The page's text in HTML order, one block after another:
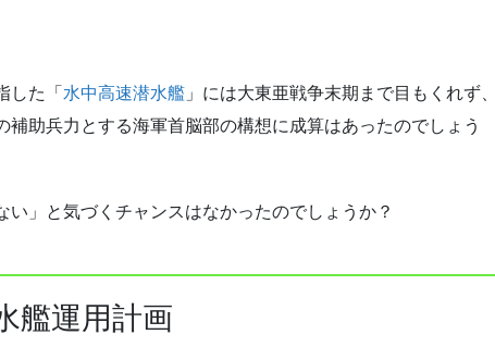
した「 水中高速潜水艦 」には大東亜戦争末期まで目もくれず、
助兵力とする海軍首脳部の構想に成算はあったのでしょう
い」と気づくチャンスはなかったのでしょうか？
艦運用計画